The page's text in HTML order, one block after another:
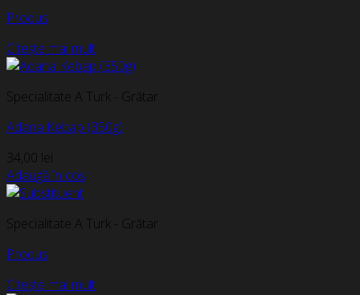
Produs
Citește mai mult
Specialitate A Turk - Grătar
Adana Kebap (350g)
34,00 lei
Adaugă în coș
Specialitate A Turk - Grătar
Produs
Citește mai mult